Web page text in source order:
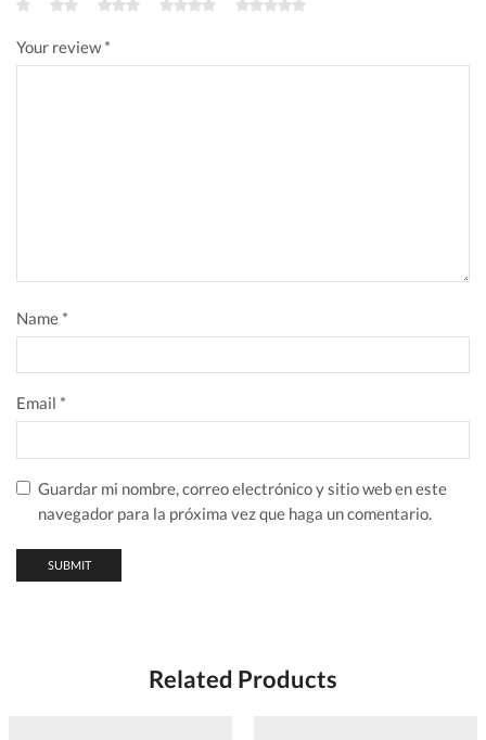
Your review*
Name *
Email *
Guardar mi nombre, correo electrónico y sitio web en este
navegador para la próxima vez que haga un comentario.
Related Products